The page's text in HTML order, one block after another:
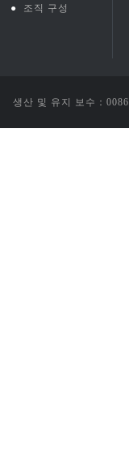
● 조직 구성
생산 및 유지 보수：